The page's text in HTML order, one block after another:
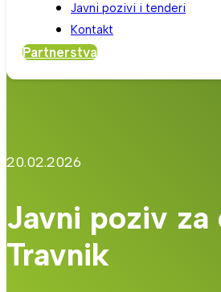
Javni pozivi i tenderi
Kontakt
Partnerstva
20.02.2026
Javni poziv
Travnik